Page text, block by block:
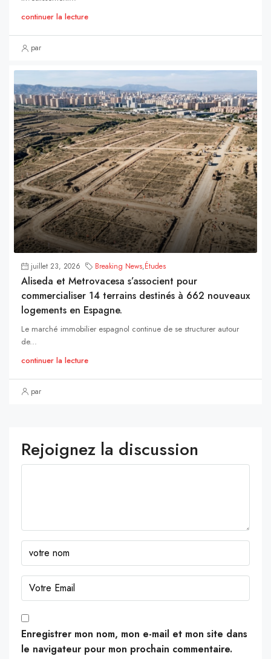
continuer la lecture
par
juillet 23, 2026 Breaking News,Études
Aliseda et Metrovacesa s’associent pour
commercialiser 14 terrains destinés à 662 nouveaux
logements en Espagne.
Le marché immobilier espagnol continue de se structurer autour
de...
continuer la lecture
par
Rejoignez la discussion
Enregistrer mon nom, mon e-mail et mon site dans
le navigateur pour mon prochain commentaire.